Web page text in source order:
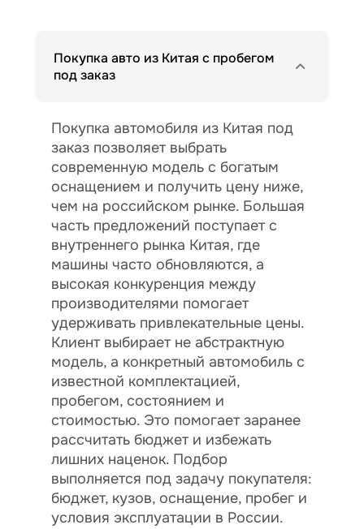
Покупка авто из Китая с пробегом
под заказ
Покупка автомобиля из Китая под
заказ позволяет выбрать
современную модель с богатым
оснащением и получить цену ниже,
чем на российском рынке. Большая
часть предложений поступает с
внутреннего рынка Китая, где
машины часто обновляются, а
высокая конкуренция между
производителями помогает
удерживать привлекательные цены.
Клиент выбирает не абстрактную
модель, а конкретный автомобиль с
известной комплектацией,
пробегом, состоянием и
стоимостью. Это помогает заранее
рассчитать бюджет и избежать
лишних наценок. Подбор
выполняется под задачу покупателя:
бюджет, кузов, оснащение, пробег и
условия эксплуатации в России.